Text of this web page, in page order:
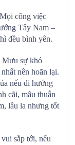
Mọi công việc
Tây Nam –
đều bình yên.
Mưu sự khó
nên hoãn lại.
nếu đi hướng
cãi, mâu thuẫn
lâu la nhưng tốt
sắp tới, nếu